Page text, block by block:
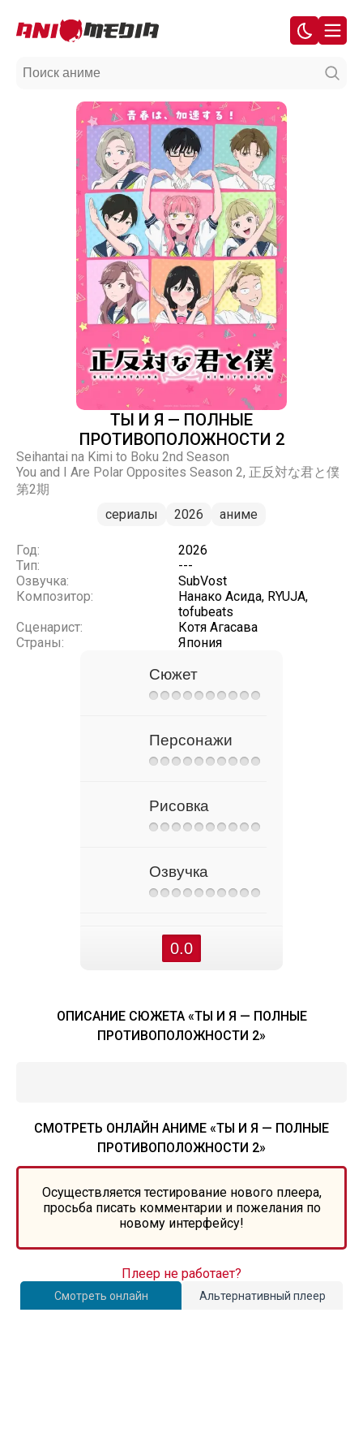
ТЫ И Я — ПОЛНЫЕ
ПРОТИВОПОЛОЖНОСТИ 2
Seihantai na Kimi to Boku 2nd Season
You and I Are Polar Opposites Season 2, 正反対な君と僕
第2期
сериалы
2026 аниме
Год:
2026
Тип:
---
Озвучка:
SubVost
Композитор:
Нанако Асида, RYUJA,
tofubeats
Сценарист:
Котя Агасава
Страны:
Япония
Сюжет
Персонажи
Рисовка
Озвучка
0.0
ОПИСАНИЕ СЮЖЕТА «ТЫ И Я — ПОЛНЫЕ
ПРОТИВОПОЛОЖНОСТИ 2»
СМОТРЕТЬ ОНЛАЙН АНИМЕ «ТЫ И Я — ПОЛНЫЕ
ПРОТИВОПОЛОЖНОСТИ 2»
Осуществляется тестирование нового плеера,
просьба писать комментарии и пожелания по
новому интерфейсу!
Смотреть онлайн Альтернативный плеер
Плеер не работает?